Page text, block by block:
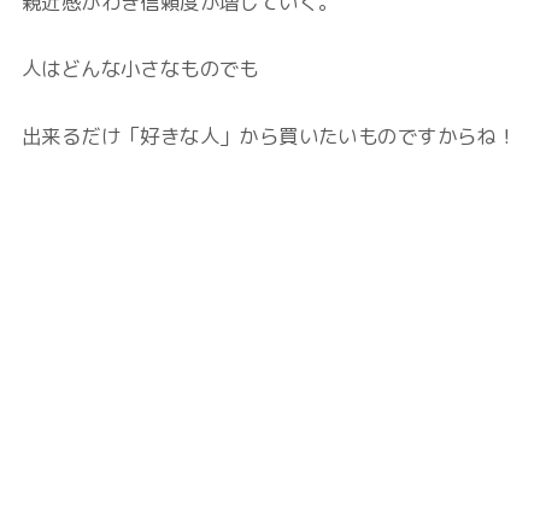
人はどんな小さなものでも
出来るだけ「好きな人」から買いたいものですからね！